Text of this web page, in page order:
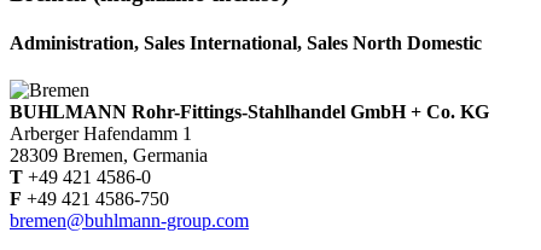
campo.
Administration, Sales International, Sales North Domestic
BUHLMANN Rohr-Fittings-Stahlhandel GmbH + Co. KG
Arberger Hafendamm 1
28309 Bremen, Germania
T +49 421 4586-0
F +49 421 4586-750
bremen@buhlmann-group.com